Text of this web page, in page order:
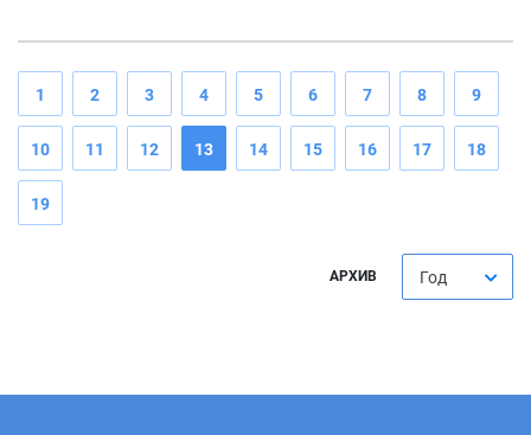
1 2 3 4 5 6 7 8 9
10 11 12 13 14 15 16 17 18
19
АРХИВ Год